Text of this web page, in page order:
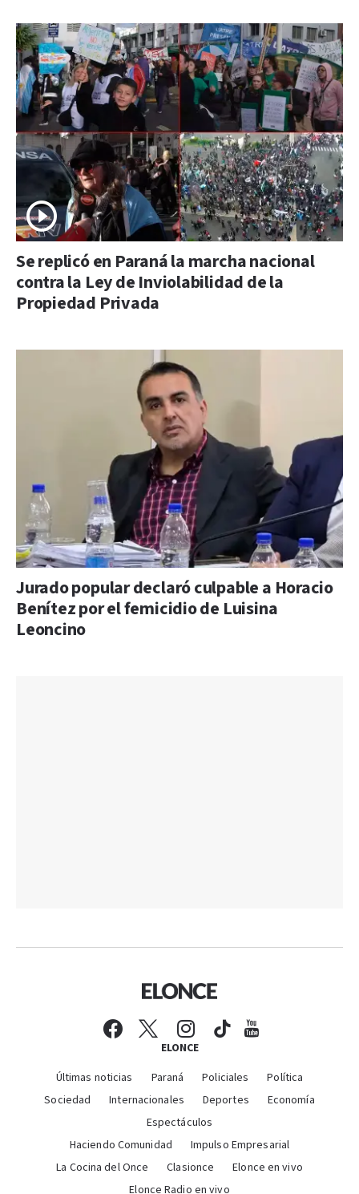
Se replicó en Paraná la marcha nacional
contra la Ley de Inviolabilidad de la
Propiedad Privada
Jurado popular declaró culpable a Horacio
Benítez por el femicidio de Luisina
Leoncino
ELONCE
Últimas noticias Paraná Policiales
Política
Sociedad
Internacionales Deportes
Economía
Espectáculos
Haciendo Comunidad
Impulso Empresarial
La Cocina del Once
Clasionce
Elonce en vivo
Elonce Radio en vivo